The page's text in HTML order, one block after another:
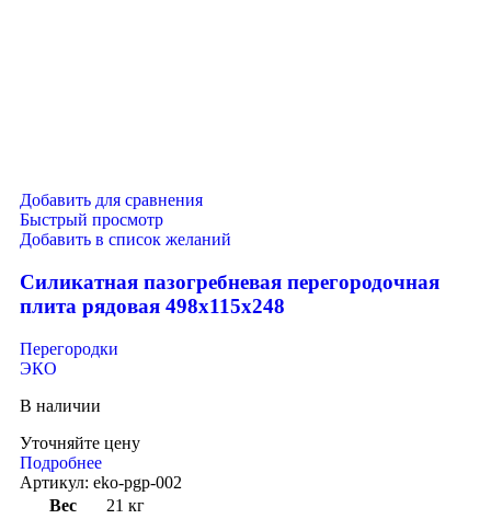
Добавить для сравнения
Быстрый просмотр
Добавить в список желаний
Силикатная пазогребневая перегородочная
плита рядовая 498х115х248
Перегородки
ЭКО
В наличии
Уточняйте цену
Подробнее
Артикул: eko-pgp-002
Вес
21 кг